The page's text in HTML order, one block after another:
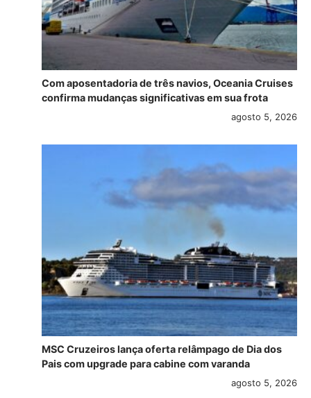
Com aposentadoria de três navios, Oceania Cruises
confirma mudanças significativas em sua frota
agosto 5, 2026
MSC Cruzeiros lança oferta relâmpago de Dia dos
Pais com upgrade para cabine com varanda
agosto 5, 2026